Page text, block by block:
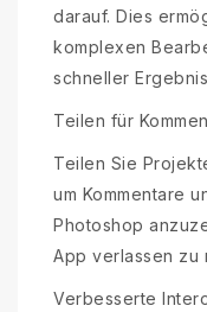
darauf. Dies
komplexen
schneller
Teilen für
Teilen Sie
um Kommentare
Photoshop
App verlassen zu
Verbesserte